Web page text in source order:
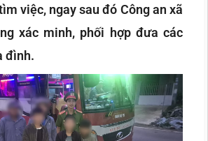
việc, ngay sau đó Công an xã
xác minh, phối hợp đưa các
đình.